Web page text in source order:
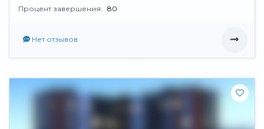
Процент завершения: 80
Нет отзывов